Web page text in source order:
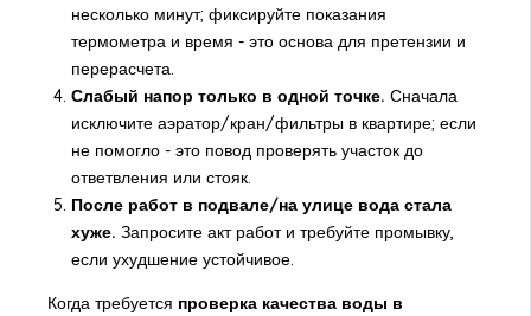
несколько минут; фиксируйте показания
термометра и время - это основа для претензии и
перерасчета.
Слабый напор только в одной точке. Сначала
исключите аэратор/кран/фильтры в квартире; если
не помогло - это повод проверять участок до
ответвления или стояк.
После работ в подвале/на улице вода стала
хуже. Запросите акт работ и требуйте промывку,
если ухудшение устойчивое.
Когда требуется проверка качества воды в